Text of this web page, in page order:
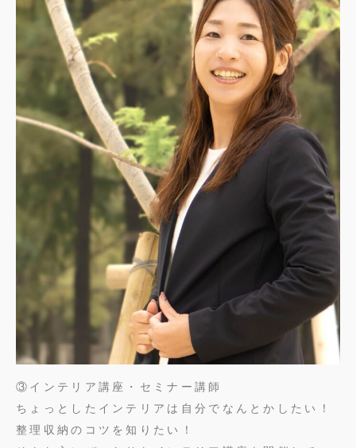
③インテリア講座・セミナー講師
ちょっとしたインテリアは自分でなんとかしたい！
整理収納のコツを知りたい！